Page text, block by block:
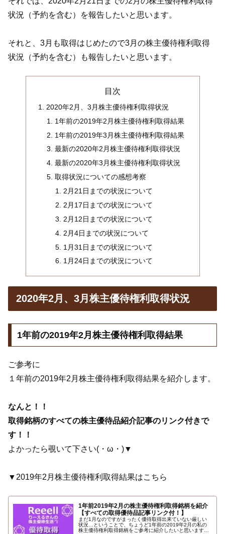
状況（予約を含む）を報告したいと思います。
それと、3月も取得はじめたので3月の株主優待権利取得
状況（予約を含む）も報告したいと思います。
目次
2020年2月、3月株主優待権利取得状況
1年前の2019年2月株主優待権利取得結果
1年前の2019年3月株主優待権利取得結果
最新の2020年2月株主優待権利取得状況
最新の2020年3月株主優待権利取得状況
取得状況についての感想考察
2月21日までの状況について
2月17日までの状況について
2月12日までの状況について
2月4日までの状況について
1月31日までの状況について
1月24日までの状況について
2020年2月、3月株主優待権利取得状況
1年前の2019年2月株主優待権利取得結果
ご参考に
１年前の2019年2月株主優待権利取得結果を紹介します。
なんと！！
取得銘柄のすべての株主優待品紹介記事のリンク付きで
す！！
よかったら覗いて下さい(・ω・)▼
▼2019年2月株主優待権利取得結果はこちら
1年前2019年2月の株主優待権利取得銘柄を紹介
【すべての取得優待品記事リンク付！】
まだ1月なのですがまったく優待取得出来ていない厳しい
状況…ということで、ちょうど1年前の2019年2月の私の
株主優待権利取得銘柄をご参考に紹介したいと思います。